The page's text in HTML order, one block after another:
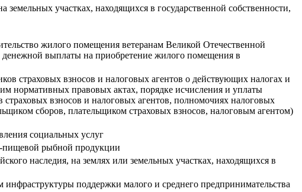
участках, находящихся в государственной собственности,
жилого помещения ветеранам Великой Отечественной
выплаты на приобретение жилого помещения в
страховых взносов и налоговых агентов о действующих налогах и
нормативных правовых актах, порядке исчисления и уплаты
страховых взносов и налоговых агентов, полномочиях налоговых
сборов, плательщиком страховых взносов, налоговым агентом)
социальных услуг
пищевой рыбной продукции
наследия, на землях или земельных участках, находящихся в
поддержки малого и среднего предпринимательства